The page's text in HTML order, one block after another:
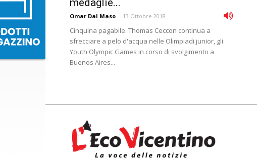
medaglie...
Omar Dal Maso - 13 Ottobre 2018
Cinquina pagabile. Thomas Ceccon continua a
sfrecciare a pelo d'acqua nelle Olimpiadi junior, gli
Youth Olympic Games in corso di svolgimento a
Buenos Aires...